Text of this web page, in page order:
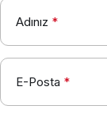
Adınız *
E-Posta *